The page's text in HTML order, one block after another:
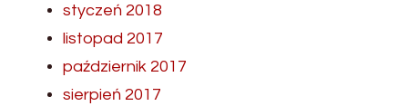
styczeń 2018
listopad 2017
październik 2017
sierpień 2017